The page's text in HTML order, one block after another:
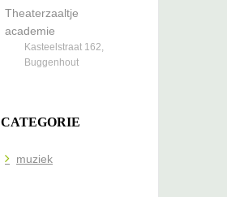
Theaterzaaltje
academie
Kasteelstraat 162,
Buggenhout
CATEGORIE
muziek